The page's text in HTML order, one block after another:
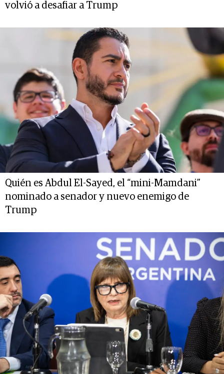
volvió a desafiar a Trump
Quién es Abdul El-Sayed, el “mini-Mamdani”
nominado a senador y nuevo enemigo de
Trump